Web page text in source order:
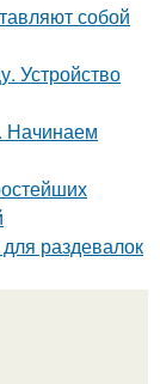
собой
Устройство
Начинаем
раздевалок